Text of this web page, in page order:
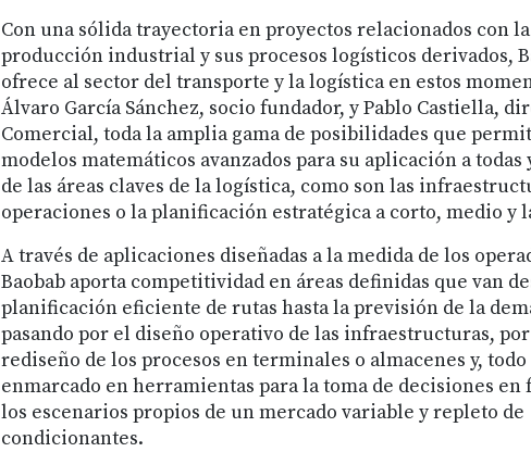
Con una sólida trayectoria en proyectos relacionados con la
producción industrial y sus procesos logísticos derivados,
ofrece al sector del transporte y la logística en estos
Álvaro García Sánchez, socio fundador, y Pablo Castiella,
Comercial, toda la amplia gama de posibilidades que
modelos matemáticos avanzados para su aplicación a todas
de las áreas claves de la logística, como son las
operaciones o la planificación estratégica a corto, medio y
A través de aplicaciones diseñadas a la medida de los
Baobab aporta competitividad en áreas definidas que van
planificación eficiente de rutas hasta la previsión de la
pasando por el diseño operativo de las infraestructuras,
rediseño de los procesos en terminales o almacenes y,
enmarcado en herramientas para la toma de decisiones en
los escenarios propios de un mercado variable y repleto de
condicionantes.